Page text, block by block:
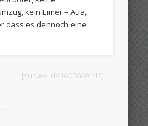
kein Eimer – Aua,
dass es dennoch eine
[survey id=1605669446]